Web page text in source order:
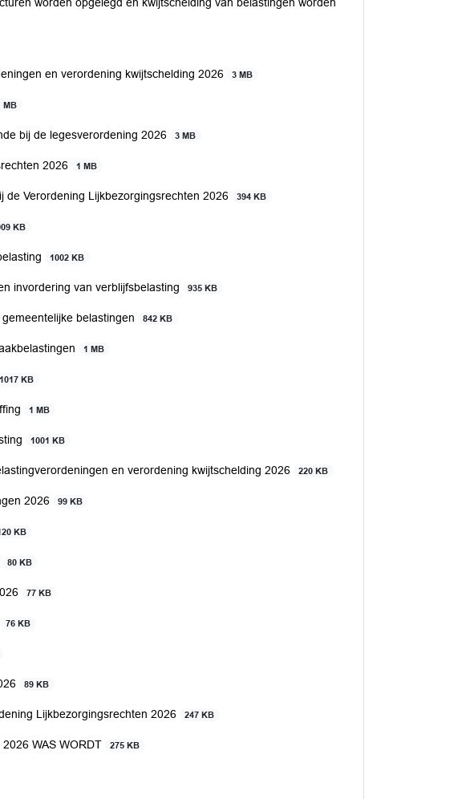
en verordening kwijtschelding 2026
3 MB
MB
bij de legesverordening 2026 3 MB
2026 1 MB
de Verordening Lijkbezorgingsrechten 2026 394 KB
KB
1002 KB
invordering van verblijfsbelasting 935 KB
belastingen 842 KB
1 MB
1017 KB
1 MB
1001 KB
en verordening kwijtschelding 2026 220 KB
2026 99 KB
KB
80 KB
77 KB
76 KB
89 KB
Lijkbezorgingsrechten 2026 247 KB
WAS WORDT 275 KB